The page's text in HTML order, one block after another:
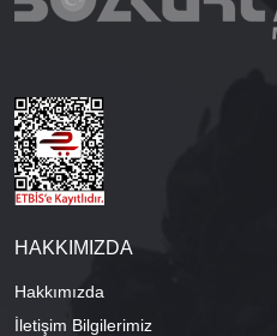
HAKKIMIZDA
Hakkımızda
İletişim Bilgilerimiz